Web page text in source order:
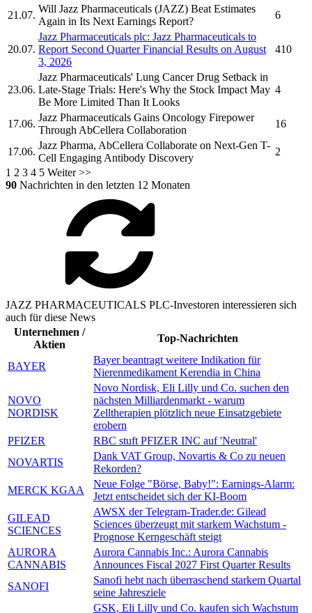
21.07.
Will Jazz Pharmaceuticals (JAZZ) Beat Estimates
Again in Its Next Earnings Report?
6
20.07.
Jazz Pharmaceuticals plc: Jazz Pharmaceuticals to
Report Second Quarter Financial Results on August
3, 2026
410
23.06.
Jazz Pharmaceuticals' Lung Cancer Drug Setback in
Late-Stage Trials: Here's Why the Stock Impact May
Be More Limited Than It Looks
4
17.06.
Jazz Pharmaceuticals Gains Oncology Firepower
Through AbCellera Collaboration
16
17.06.
Jazz Pharma, AbCellera Collaborate on Next-Gen T-
Cell Engaging Antibody Discovery
2
1 2 3 4 5 Weiter >>
90 Nachrichten in den letzten 12 Monaten
JAZZ PHARMACEUTICALS PLC-Investoren interessieren sich
auch für diese News
Unternehmen /
Aktien
Top-Nachrichten
BAYER
Bayer beantragt weitere Indikation für
Nierenmedikament Kerendia in China
NOVO
NORDISK
Novo Nordisk, Eli Lilly und Co. suchen den
nächsten Milliardenmarkt - warum
Zelltherapien plötzlich neue Einsatzgebiete
erobern
PFIZER
RBC stuft PFIZER INC auf 'Neutral'
NOVARTIS
Dank VAT Group, Novartis & Co zu neuen
Rekorden?
MERCK KGAA
Neue Folge "Börse, Baby!": Earnings-Alarm:
Jetzt entscheidet sich der KI-Boom
GILEAD
SCIENCES
AWSX der Telegram-Trader.de: Gilead
Sciences überzeugt mit starkem Wachstum -
Prognose Kerngeschäft steigt
AURORA
CANNABIS
Aurora Cannabis Inc.: Aurora Cannabis
Announces Fiscal 2027 First Quarter Results
SANOFI
Sanofi hebt nach überraschend starkem Quartal
seine Jahresziele
GSK, Eli Lilly und Co. kaufen sich Wachstum